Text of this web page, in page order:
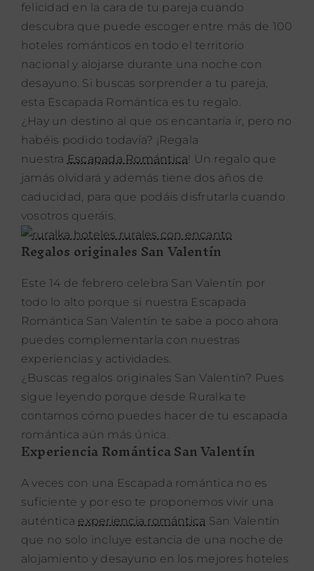
felicidad en la cara de tu pareja cuando
descubra que puede escoger entre más de 100
hoteles románticos en todo el territorio
nacional y alojarse durante una noche con
desayuno. Si buscas sorprender a tu pareja,
esta Escapada Romántica es tu regalo.
¿Hay un destino al que os encantaría ir, pero no
habéis podido todavía? ¡Regala
nuestra Escapada Romántica! Un regalo que
jamás olvidará y además tiene dos años de
caducidad, para que podáis disfrutarla cuando
vosotros queráis.
Regalos originales San Valentín
Este 14 de febrero celebra San Valentín por
todo lo alto porque si nuestra Escapada
Romántica San Valentín te sabe a poco ahora
puedes complementarla con nuestras
experiencias y actividades.
¿Buscas regalos originales San Valentín? Pues
sigue leyendo porque desde Ruralka te
contamos cómo puedes hacer de tu escapada
romántica aún más única.
Experiencia Romántica San Valentín
A veces con una Escapada romántica no es
suficiente y por eso te proponemos vivir una
auténtica experiencia romántica San Valentín
que no solo incluye estancia de una noche de
alojamiento y desayuno en los mejores hoteles